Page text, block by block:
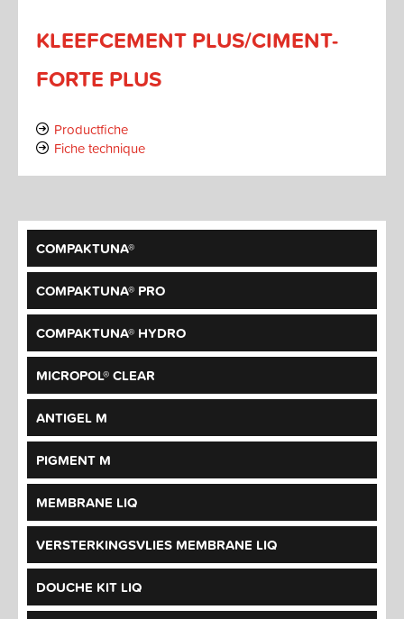
COMPAKTUNA®
COMPAKTUNA® PRO
COMPAKTUNA® HYDRO
MICROPOL® CLEAR
ANTIGEL M
PIGMENT M
MEMBRANE LIQ
VERSTERKINGSVLIES MEMBRANE LIQ
DOUCHE KIT LIQ
KLEEFCEMENT PLUS/CIMENT-
FORTE PLUS
Productfiche
Fiche technique